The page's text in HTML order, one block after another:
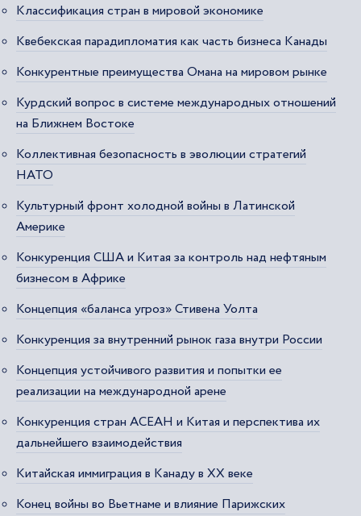
Классификация стран в мировой экономике
Квебекская парадипломатия как часть бизнеса Канады
Конкурентные преимущества Омана на мировом рынке
Курдский вопрос в системе международных отношений
на Ближнем Востоке
Коллективная безопасность в эволюции стратегий
НАТО
Культурный фронт холодной войны в Латинской
Америке
Конкуренция США и Китая за контроль над нефтяным
бизнесом в Африке
Концепция «баланса угроз» Стивена Уолта
Конкуренция за внутренний рынок газа внутри России
Концепция устойчивого развития и попытки ее
реализации на международной арене
Конкуренция стран АСЕАН и Китая и перспектива их
дальнейшего взаимодействия
Китайская иммиграция в Канаду в ХХ веке
Конец войны во Вьетнаме и влияние Парижских